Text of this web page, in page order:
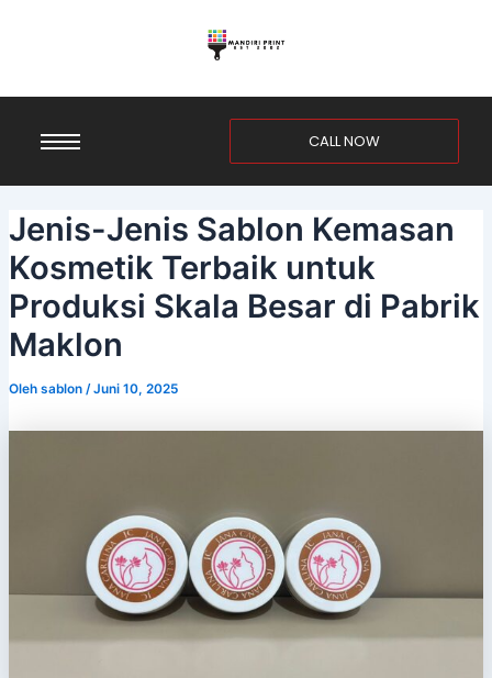
CALL NOW
Jenis-Jenis Sablon Kemasan
Kosmetik Terbaik untuk
Produksi Skala Besar di Pabrik
Maklon
Oleh sablon /Juni 10, 2025